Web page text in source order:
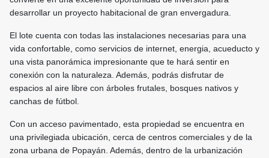
desarrollar un proyecto habitacional de gran envergadura.
El lote cuenta con todas las instalaciones necesarias para una
vida confortable, como servicios de internet, energia, acueducto y
una vista panorámica impresionante que te hará sentir en
conexión con la naturaleza. Además, podrás disfrutar de
espacios al aire libre con árboles frutales, bosques nativos y
canchas de fútbol.
Con un acceso pavimentado, esta propiedad se encuentra en
una privilegiada ubicación, cerca de centros comerciales y de la
zona urbana de Popayán. Además, dentro de la urbanización